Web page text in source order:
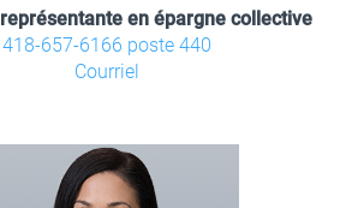
en épargne collective
418-657-6166 poste 440
Courriel